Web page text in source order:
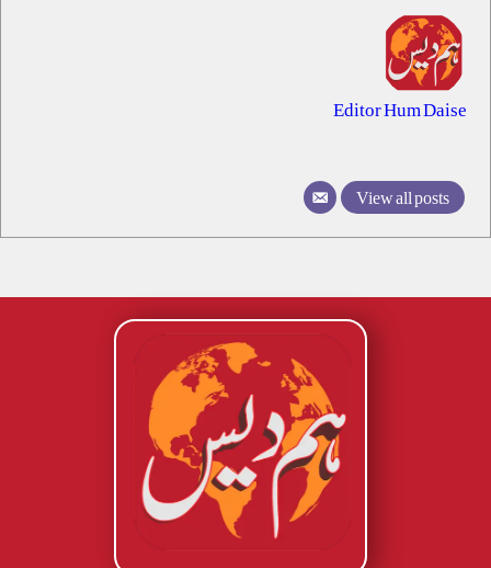
Editor Hum Daise
View all posts